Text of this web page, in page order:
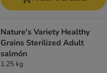
Nature's Variety Healthy
Grains Sterilized Adult
salmón
1,25 kg